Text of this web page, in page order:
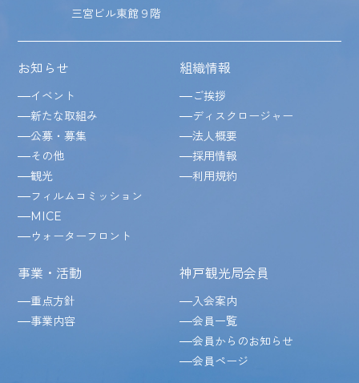
三宮ビル東館９階
お知らせ
イベント
新たな取組み
公募・募集
その他
観光
フィルムコミッション
MICE
ウォーターフロント
組織情報
ご挨拶
ディスクロージャー
法人概要
採用情報
利用規約
事業・活動
重点方針
事業内容
神戸観光局会員
入会案内
会員一覧
会員からのお知らせ
会員ページ